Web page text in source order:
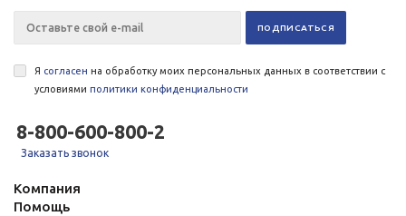
Я согласен на обработку моих персональных данных в соответствии с
условиями политики конфиденциальности
8-800-600-800-2
Заказать звонок
Компания
Помощь